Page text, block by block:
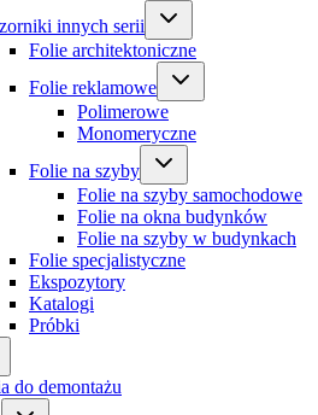
innych serii
Folie architektoniczne
Folie reklamowe
Polimerowe
Monomeryczne
Folie na szyby
Folie na szyby samochodowe
Folie na okna budynków
Folie na szyby w budynkach
Folie specjalistyczne
Ekspozytory
Katalogi
Próbki
do demontażu